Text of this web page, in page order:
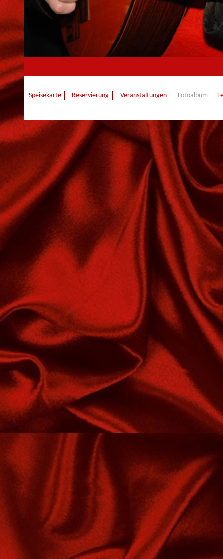
Speisekarte Reservierung Veranstaltungen Fotoalbum